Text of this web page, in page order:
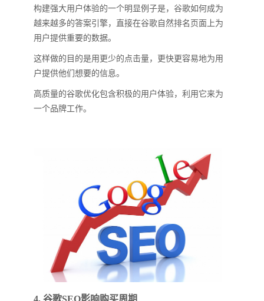
构建强大用户体验的一个明显例子是，谷歌如何成为
越来越多的答案引擎，直接在谷歌自然排名页面上为
用户提供重要的数据。
这样做的目的是用更少的点击量，更快更容易地为用
户提供他们想要的信息。
高质量的谷歌优化包含积极的用户体验，利用它来为
一个品牌工作。
4. 谷歌SEO影响购买周期